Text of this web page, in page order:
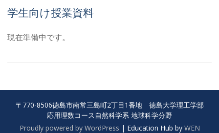
学生向け授業資料
現在準備中です。
〒770-8506徳島市南常三島町2丁目1番地 徳島大学理工学部
応用理数コース自然科学系 地球科学分野
Proudly powered by WordPress | Education Hub by WEN